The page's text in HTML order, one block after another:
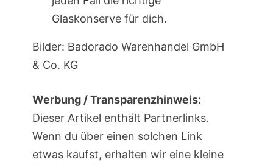
Glaskonserve für dich.
Bilder: Badorado Warenhandel GmbH
& Co. KG
Werbung / Transparenzhinweis:
Dieser Artikel enthält Partnerlinks.
Wenn du über einen solchen Link
etwas kaufst, erhalten wir eine kleine